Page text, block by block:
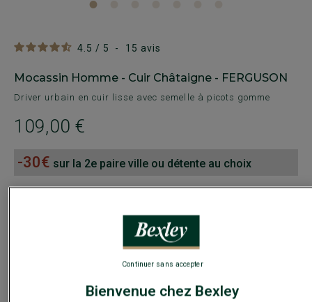
4.5 / 5 - 15 avis
Mocassin Homme - Cuir Châtaigne - FERGUSON
Driver urbain en cuir lisse avec semelle à picots gomme
109,00 €
-30€ sur la 2e paire ville ou détente au choix
Bienvenue chez Bexley
Continuer sans accepter